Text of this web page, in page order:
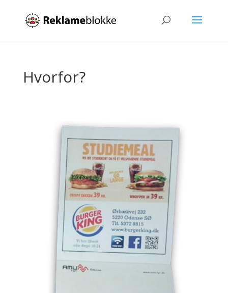
Hvorfor?